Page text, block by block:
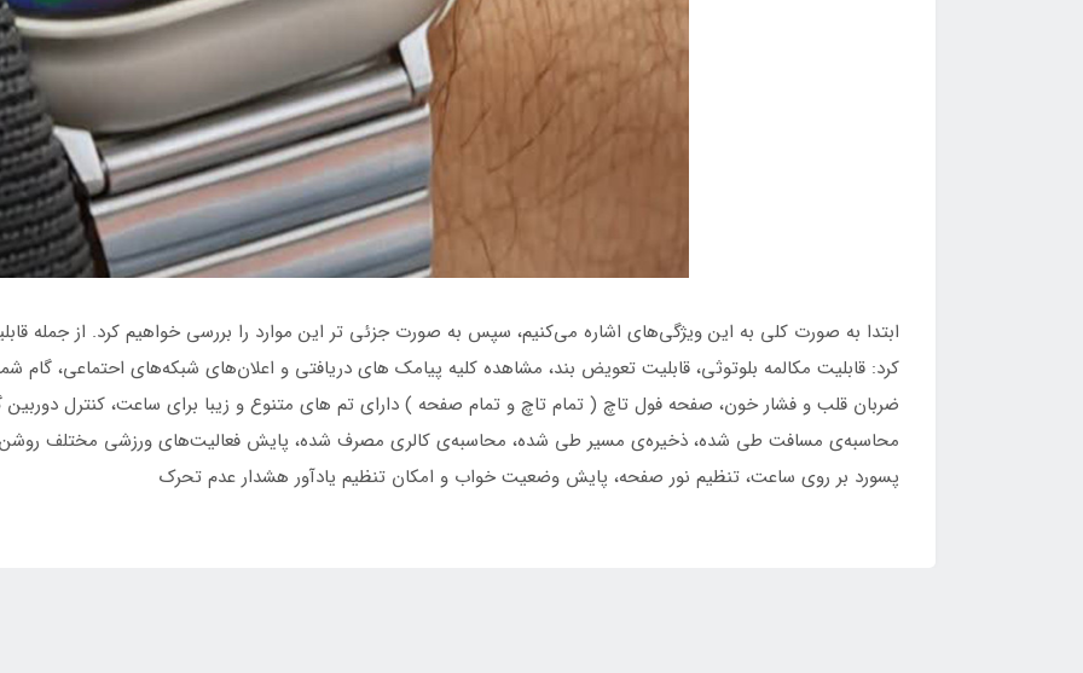
ابتدا به صورت کلی به این ویژگی‌های اشاره می‌کنیم، سپس به صورت جزئی تر این موارد را بررسی خواهیم کرد. از جمله
کرد: قابلیت مکالمه بلوتوثی، قابلیت تعویض بند، مشاهده کلیه پیامک های دریافتی و اعلان‌های شبکه‌های احتماعی،
ضربان قلب و فشار خون، صفحه فول تاچ ( تمام تاچ و تمام صفحه ) دارای تم های متنوع و زیبا برای ساعت، کنترل
محاسبه‌ی مسافت طی شده، ذخیره‌ی مسیر طی شده، محاسبه‌ی کالری مصرف شده، پایش فعالیت‌های ورزشی مختلف
پسورد بر روی ساعت، تنظیم نور صفحه، پایش وضعیت خواب و امکان تنظیم یادآور هشدار عدم تحرک